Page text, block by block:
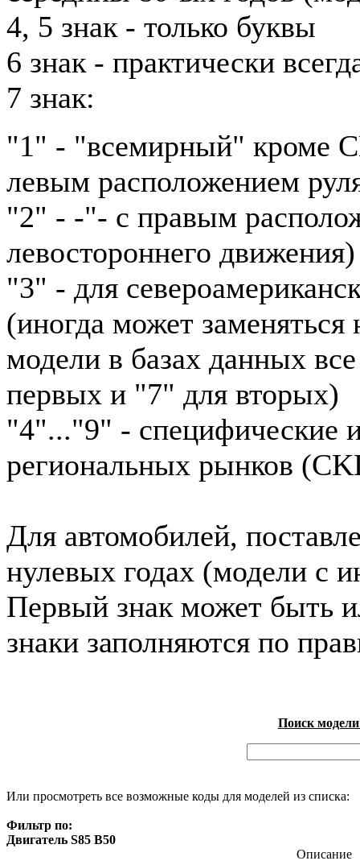
4, 5 знак - только буквы
6 знак - практически
7 знак:
"1" - "всемирный" кроме
левым расположением
"2" - -"- с правым
левостороннего движения)
"3" - для
(иногда может
модели в базах данных
первых и "7" для вторых)
"4"..."9" - специфические
региональных рынков
Для автомобилей,
нулевых годах (модели с
Первый знак может быть
знаки заполняются по
Поиск
Или просмотреть все возможные коды для моделей из списка:
Фильтр по:
Двигатель S85 B50
Описание